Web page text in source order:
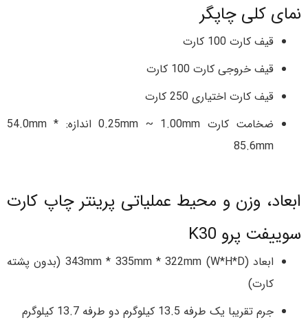
نمای کلی چاپگر
قیف کارت 100 کارت
قیف خروجی کارت 100 کارت
قیف کارت اختیاری 250 کارت
ضخامت کارت 0.25mm ~ 1.00mm اندازه: 54.0mm *
85.6mm
ابعاد، وزن و محیط عملیاتی پرینتر چاپ کارت
سوییفت پرو K30
ابعاد 343mm * 335mm * 322mm (W*H*D) (بدون پشته
کارت)
جرم تقریبا یک طرفه 13.5 کیلوگرم دو طرفه 13.7 کیلوگرم